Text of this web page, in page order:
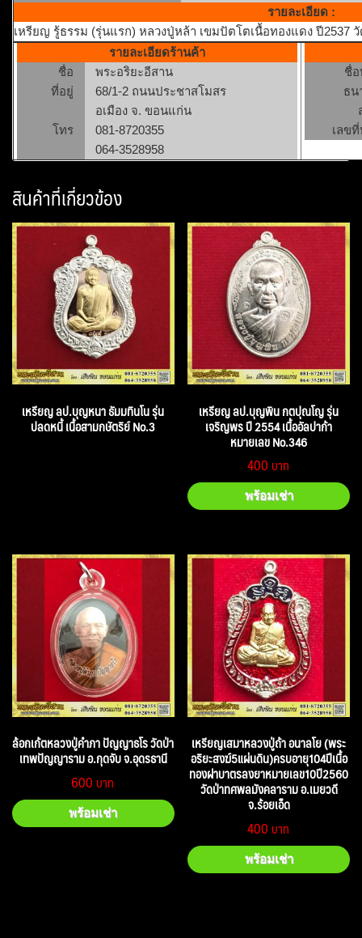
รายละเอียด :
เหรียญ รู้ธรรม (รุ่นแรก) หลวงปู่หล้า เขมปัตโตเนื้อทองแดง ปี2537
รายละเอียดร้านค้า
ชื่อ
พระอริยะอีสาน
ที่อยู่
68/1-2 ถนนประชาสโมสร
อเมือง จ. ขอนแก่น
โทร
081-8720355
064-3528958
ชื่
ธน
เลข
สินค้าที่เกี่ยวข้อง
เหรียญ ลป.บุญหนา ธัมมทินโน รุ่น
ปลดหนี้ เนื้อสามกษัตริย์ No.3
เหรียญ ลป.บุญพิน กตปุณโญ รุ่น
เจริญพร ปี 2554 เนื้ออัลปาก้า
หมายเลข No.346
400
พร้อมเช่า
ล้อกเก้ตหลวงปู่คำภา ปัญญาธโร วัดป่า
เทพปัญญาราม อ.กุดจับ จ.อุดรธานี
600
พร้อมเช่า
เหรียญเสมาหลวงปู่ถ้า อนาลโย (พระ
อริยะสงฆ์5แผ่นดิน)ครบอายุ104ปีเนื้อ
ทองฝาบาตรลงยาหมายเลข10ปี2560
วัดป่าทศพลมังคลาราม อ.เมยวดี
จ.ร้อยเอ็ด
400
พร้อมเช่า